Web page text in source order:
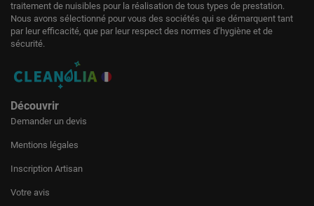
traitement de nuisibles pour la réalisation de tous types de prestation.
Nous avons sélectionné pour vous des sociétés qui se démarquent tant
par leur efficacité, que par leur respect des normes d’hygiène et de
sécurité.
Découvrir
Demander un devis
Mentions légales
Inscription Artisan
Votre avis